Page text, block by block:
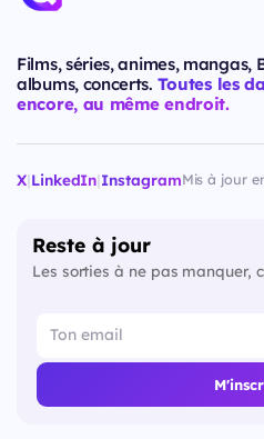
Films, séries, animes, mangas,
albums, concerts. Toutes les
encore, au même endroit.
X|LinkedIn|InstagramMis à jour
Reste à jour
Les sorties à ne pas manquer,